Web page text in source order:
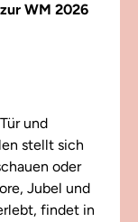
WM 2026
und
stellt sich
oder
Jubel und
findet in